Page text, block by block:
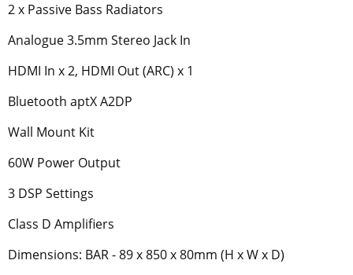
2 x Passive Bass Radiators
Analogue 3.5mm Stereo Jack In
HDMI In x 2, HDMI Out (ARC) x 1
Bluetooth aptX A2DP
Wall Mount Kit
60W Power Output
3 DSP Settings
Class D Amplifiers
Dimensions: BAR - 89 x 850 x 80mm (H x W x D)